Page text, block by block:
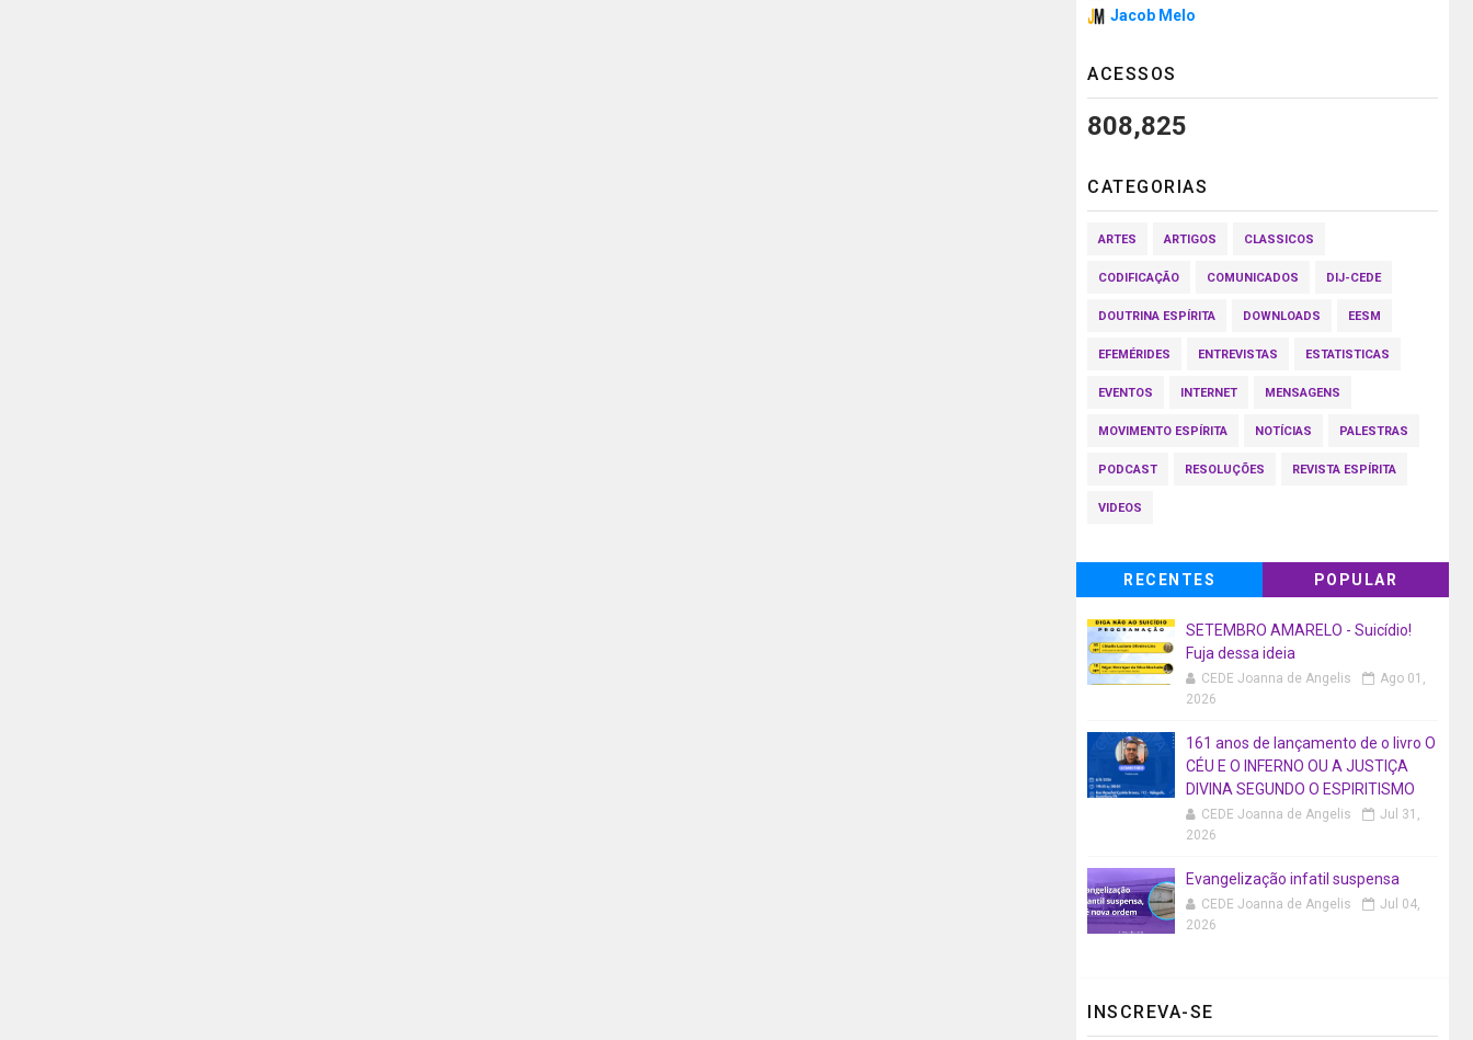
Jacob Melo
ACESSOS
808,825
CATEGORIAS
ARTES ARTIGOS CLASSICOS
CODIFICAÇÃO COMUNICADOS DIJ-CEDE
DOUTRINA ESPÍRITA DOWNLOADS EESM
EFEMÉRIDES ENTREVISTAS ESTATISTICAS
EVENTOS INTERNET MENSAGENS
MOVIMENTO ESPÍRITA NOTÍCIAS PALESTRAS
PODCAST RESOLUÇÕES REVISTA ESPÍRITA
VIDEOS
RECENTES POPULAR
SETEMBRO AMARELO - Suicídio!
Fuja dessa ideia
CEDE Joanna de Angelis
Ago 01,
2026
161 anos de lançamento de o livro O
CÉU E O INFERNO OU A JUSTIÇA
DIVINA SEGUNDO O ESPIRITISMO
CEDE Joanna de Angelis
Jul 31,
2026
Evangelização infatil suspensa
CEDE Joanna de Angelis
Jul 04,
2026
INSCREVA-SE